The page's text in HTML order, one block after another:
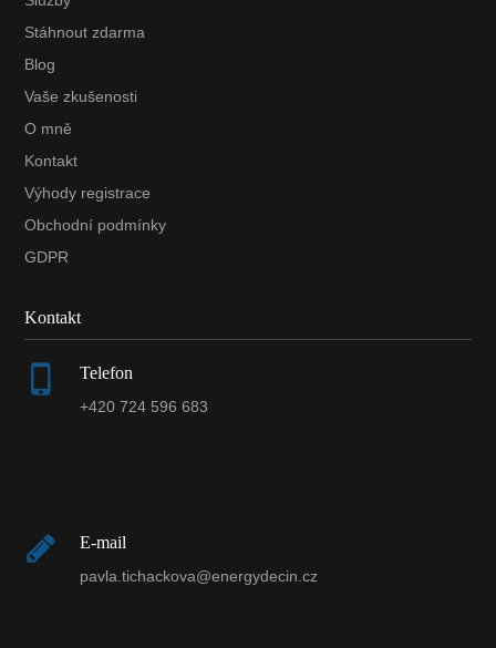
Stáhnout zdarma
Blog
Vaše zkušenosti
O mně
Kontakt
Výhody registrace
Obchodní podmínky
GDPR
Kontakt
Telefon
+420 724 596 683
E-mail
pavla.tichackova@energydecin.cz